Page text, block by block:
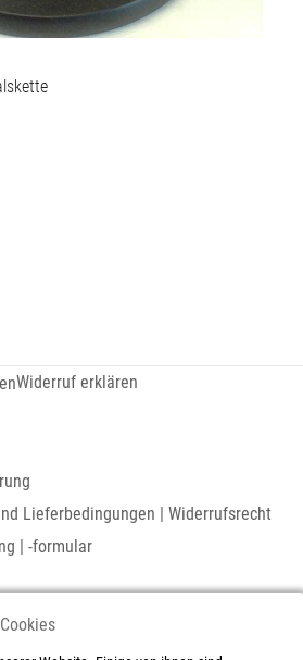
Widerruf erklären
Lieferbedingungen | Widerrufsrecht
| -formular